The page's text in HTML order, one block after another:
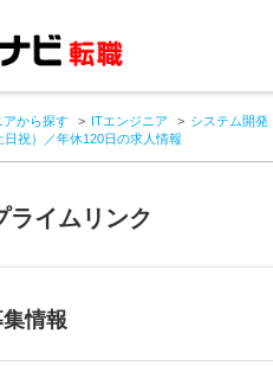
アから探す ITエンジニア システム開発
日祝）／年休120日の求人情報
ライムリンク
情報